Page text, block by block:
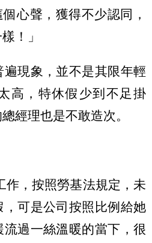
心聲，獲得不少認同，
！」
現象，並不是其限年輕
高，特休假少到不足掛
經理也是不敢造次。
作，按照勞基法規定，未
可是公司按照比例給她
過一絲溫暖的當下，很